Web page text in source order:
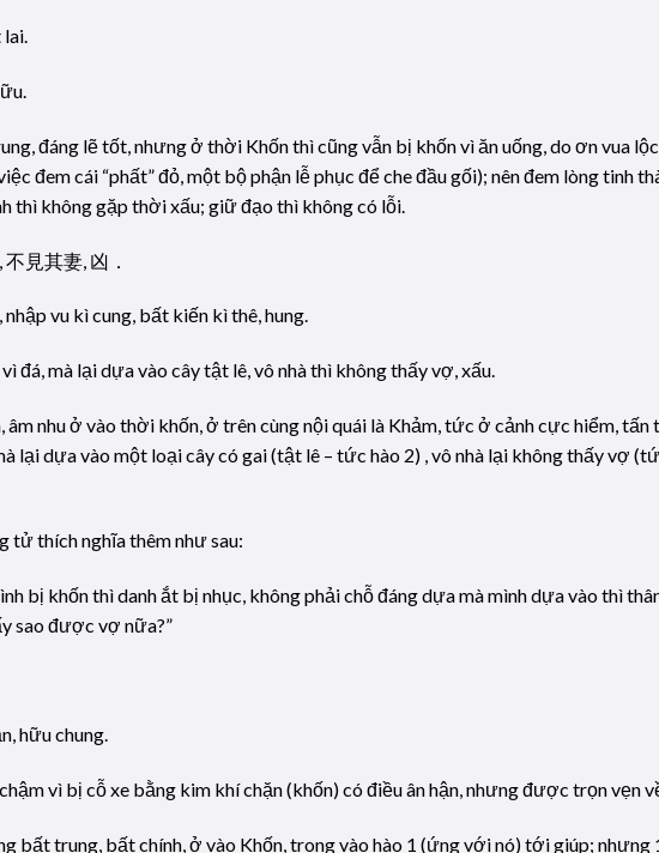
lai.
đáng lẽ tốt, nhưng ở thời Khốn thì cũng vẫn bị khốn vì ăn uống, do ơn vua
đem cái “phất” đỏ, một bộ phận lễ phục để che đầu gối); nên đem lòng tinh
thì không gặp thời xấu; giữ đạo thì không có lỗi.
見其妻, 凶．
vu kì cung, bất kiến kì thê, hung.
đá, mà lại dựa vào cây tật lê, vô nhà thì không thấy vợ, xấu.
nhu ở vào thời khốn, ở trên cùng nội quái là Khảm, tức ở cảnh cực hiểm,
lại dựa vào một loại cây có gai (tật lê – tức hào 2) , vô nhà lại không thấy vợ
tử thích nghĩa thêm như sau:
bị khốn thì danh ắt bị nhục, không phải chỗ đáng dựa mà mình dựa vào thì
sao được vợ nữa?”
hữu chung.
vì bị cỗ xe bằng kim khí chặn (khốn) có điều ân hận, nhưng được trọn vẹn
bất trung, bất chính, ở vào Khốn, trong vào hào 1 (ứng với nó) tới giúp;